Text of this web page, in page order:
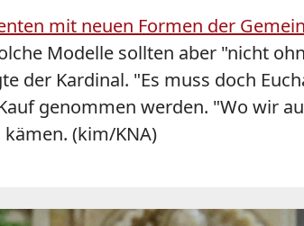
mit neuen Formen der
Modelle sollten aber "nicht
der Kardinal. "Es muss doch
genommen werden. "Wo wir
(kim/KNA)